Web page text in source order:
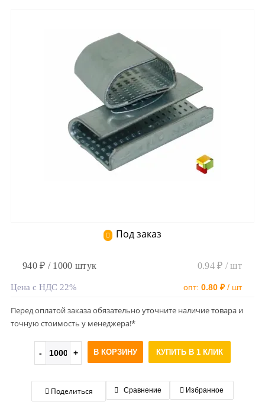
Под заказ
940 ₽ / 1000 штук 0.94 ₽ / шт
Цена с НДС 22% опт: 0.80 ₽/ шт
Перед оплатой заказа обязательно уточните наличие товара и
точную стоимость у менеджера!*
В КОРЗИНУ КУПИТЬ В 1 КЛИК
Поделиться Сравнение Избранное